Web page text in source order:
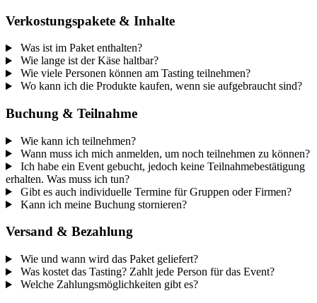
Verkostungspakete & Inhalte
Was ist im Paket enthalten?
Wie lange ist der Käse haltbar?
Wie viele Personen können am Tasting teilnehmen?
Wo kann ich die Produkte kaufen, wenn sie aufgebraucht sind?
Buchung & Teilnahme
Wie kann ich teilnehmen?
Wann muss ich mich anmelden, um noch teilnehmen zu können?
Ich habe ein Event gebucht, jedoch keine Teilnahmebestätigung
erhalten. Was muss ich tun?
Gibt es auch individuelle Termine für Gruppen oder Firmen?
Kann ich meine Buchung stornieren?
Versand & Bezahlung
Wie und wann wird das Paket geliefert?
Was kostet das Tasting? Zahlt jede Person für das Event?
Welche Zahlungsmöglichkeiten gibt es?